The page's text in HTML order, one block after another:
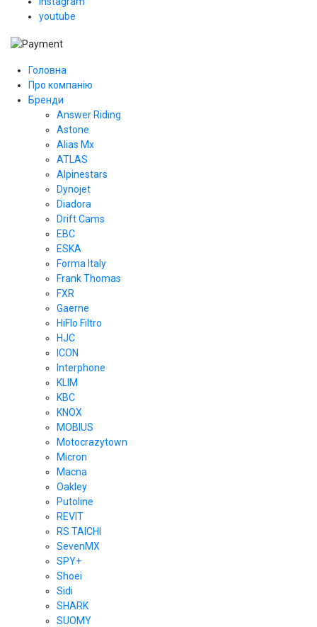
youtube
Головна
Про компанію
Бренди
Answer Riding
Astone
Alias Mx
ATLAS
Alpinestars
Dynojet
Diadora
Drift Cams
EBC
ESKA
Forma Italy
Frank Thomas
FXR
Gaerne
HiFlo Filtro
HJC
ICON
Interphone
KLIM
KBC
KNOX
MOBIUS
Motocrazytown
Micron
Macna
Oakley
Putoline
REVIT
RS TAICHI
SevenMX
SPY+
Shoei
Sidi
SHARK
SUOMY